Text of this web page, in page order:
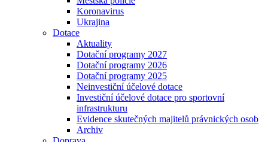
Koronavirus
Ukrajina
Dotace
Aktuality
Dotační programy 2027
Dotační programy 2026
Dotační programy 2025
Neinvestiční účelové dotace
Investiční účelové dotace pro sportovní
infrastrukturu
Evidence skutečných majitelů právnických osob
Archiv